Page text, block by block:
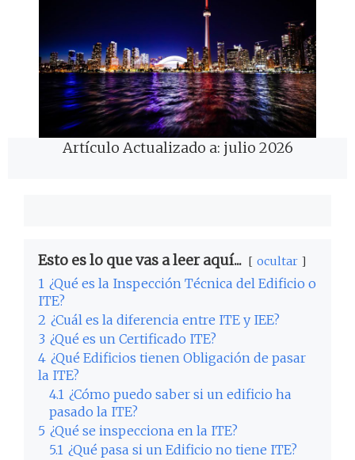
Artículo Actualizado a: julio 2026
Esto es lo que vas a leer aquí... ocultar
1 ¿Qué es la Inspección Técnica del Edificio o
ITE?
2 ¿Cuál es la diferencia entre ITE y IEE?
3 ¿Qué es un Certificado ITE?
4 ¿Qué Edificios tienen Obligación de pasar
la ITE?
4.1 ¿Cómo puedo saber si un edificio ha
pasado la ITE?
5 ¿Qué se inspecciona en la ITE?
5.1 ¿Qué pasa si un Edificio no tiene ITE?